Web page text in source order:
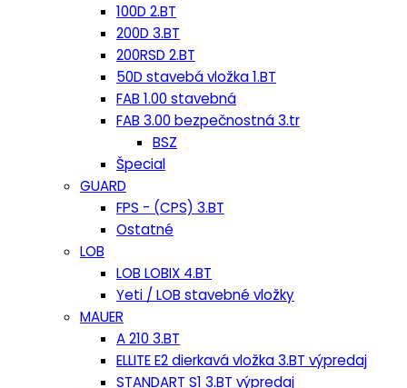
100D 2.BT
200D 3.BT
200RSD 2.BT
50D stavebá vložka 1.BT
FAB 1.00 stavebná
FAB 3.00 bezpečnostná 3.tr
BSZ
Špecial
GUARD
FPS - (CPS) 3.BT
Ostatné
LOB
LOB LOBIX 4.BT
Yeti / LOB stavebné vložky
MAUER
A 210 3.BT
ELLITE E2 dierkavá vložka 3.BT výpredaj
STANDART S1 3.BT výpredaj